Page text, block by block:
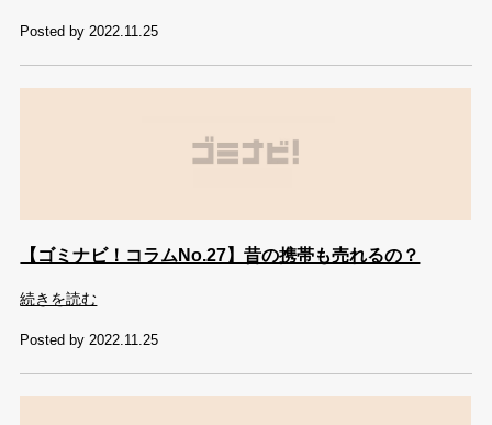
Posted by 2022.11.25
【ゴミナビ！コラムNo.27】昔の携帯も売れるの？
続きを読む
Posted by 2022.11.25